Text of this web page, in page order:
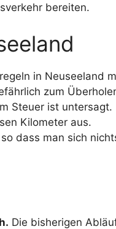
bereiten.
in Neuseeland
zum
Steuer ist untersagt.
Kilometer aus.
dass man sich
Die bisherigen